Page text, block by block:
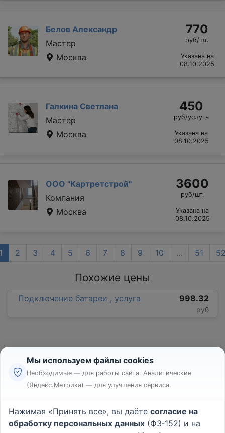
Белов Александр
Мастер
Москва
770
руб/шт.
Указана на
08.10.2025
Галкина Светлана
Мастер
Москва
450
руб/услуга
Указана на
08.10.2025
ООО "Картретстрой"
Компания
Москва
3600
руб/шт.
Указана на
08.10.2025
2 3 4 5 6 7 8 9 10 ... 51
Похожие цены
Подключение батареи , услуга 998.32
руб
Реклама
Пользовательское соглашение
Политика конфиденциальности
Мы используем файлы cookies
Необходимые — для работы сайта. Аналитические
(Яндекс.Метрика) — для улучшения сервиса.
Нажимая «Принять все», вы даёте согласие на
обработку персональных данных (ФЗ‑152) и на